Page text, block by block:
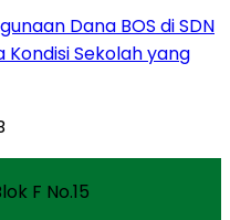
Dana BOS di SDN
Kondisi Sekolah yang
F No.15